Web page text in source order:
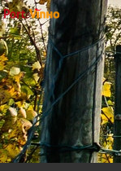
Home
Contact
Mijn account
Verzendkosten